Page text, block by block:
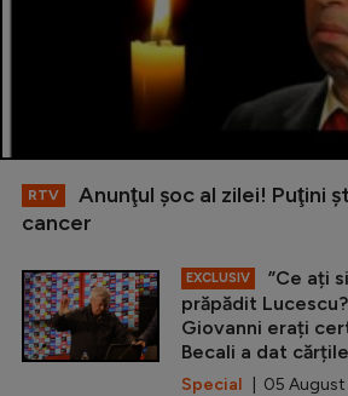
RTV
Anunţul şoc al zilei! Puţini
cancer
EXCLUSIV
”Ce ați
prăpădit
Giovanni erați
Becali a dat
Special | 05 August